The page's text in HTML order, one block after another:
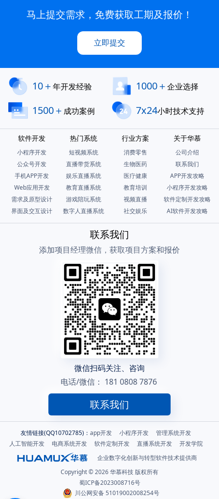
马上提交需求，免费获取工期及报价！
立即提交
10＋年开发经验 1000＋企业选择
1500＋ 成功案例 7x24小时技术支持
软件开发
小程序开发
公众号开发
手机APP开发
Web应用开发
需求及原型设计
界面及交互设计
热门系统
短视频系统
直播带货系统
娱乐直播系统
教育直播系统
游戏陪玩系统
数字人直播系统
行业方案
消费零售
生物医药
医疗健康
教育培训
视频直播
社交娱乐
关于华慕
公司介绍
联系我们
APP开发攻略
小程序开发攻略
软件定制开发攻略
AI软件开发攻略
联系我们
添加项目经理微信，获取项目方案和报价
微信扫码关注、咨询
电话/微信： 181 0808 7876
联系我们
友情链接(QQ10702785)： app开发 小程序开发
管理系统开发
人工智能开发
电商系统开发 软件定制开发 直播系统开发
开发学院
企业数字化创新与转型软件技术提供商
Copyright © 2026 华慕科技 版权所有
蜀ICP备2023008716号
川公网安备 51019002008254号